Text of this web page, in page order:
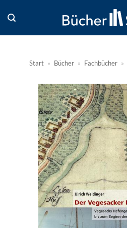
Inhalt
springen
Start » Bücher » Fachbücher »